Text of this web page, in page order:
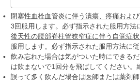
閉塞性血栓血管炎に伴う潰瘍、疼痛およ
3回服用します。必ず指示された服用方法
後天性の腰部脊柱管狭窄症に伴う自覚症
服用します。必ず指示された服用方法に従
飲み忘れた場合は気がついた時にできる
は飲まないで1回分を飛ばしてください。
誤って多く飲んだ場合は医師または薬剤師